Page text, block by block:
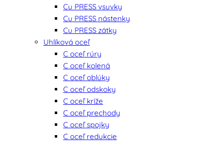
Cu PRESS vsuvky
Cu PRESS nástenky
Cu PRESS zátky
Uhlíková oceľ
C oceľ rúry
C oceľ kolená
C oceľ oblúky
C oceľ odskoky
C oceľ kríže
C oceľ prechody
C oceľ spojky
C oceľ redukcie